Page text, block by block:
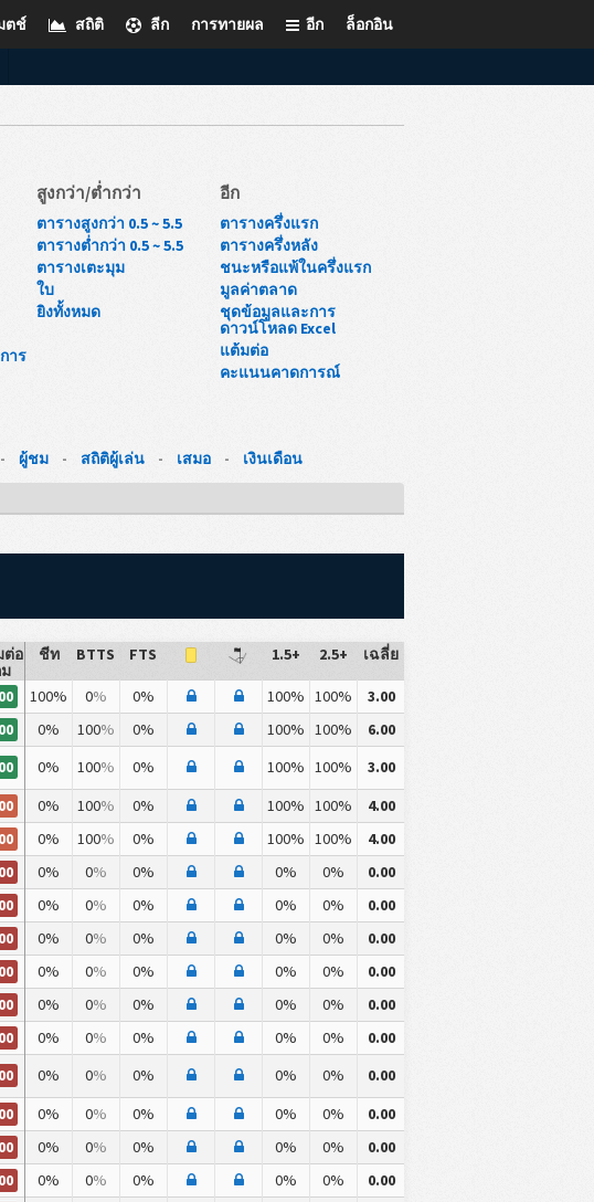
ล็อกอิน
อีก
การทายผล
ลีก
สถิติ
ตช์
าร
สูงกว่า/ต่ำกว่า
ตารางสูงกว่า 0.5 ~ 5.5
ตารางต่ำกว่า 0.5 ~ 5.5
ตารางเตะมุม
ใบ
ยิงทั้งหมด
อีก
ตารางครึ่งแรก
ตารางครึ่งหลัง
ชนะหรือแพ้ในครึ่งแรก
มูลค่าตลาด
ชุดข้อมูลและการ
ดาวน์โหลด Excel
แต้มต่อ
คะแนนคาดการณ์
ผู้ชม - สถิติผู้เล่น - เสมอ - เงินเดือน
ต่อ
ชีท BTTS FTS 1.5+ 2.5+ เฉลี่ย
100% 0% 0% 100% 100%
3.00
0% 100% 0% 100% 100%
6.00
0% 100% 0% 100% 100%
3.00
0% 100% 0% 100% 100%
4.00
0% 100% 0% 100% 100%
4.00
0% 0% 0% 0% 0%
0.00
0% 0% 0% 0% 0%
0.00
0% 0% 0% 0% 0%
0.00
0% 0% 0% 0% 0%
0.00
0% 0% 0% 0% 0%
0.00
0% 0% 0% 0% 0%
0.00
0% 0% 0% 0% 0%
0.00
0% 0% 0% 0% 0%
0.00
0% 0% 0% 0% 0%
0.00
0% 0% 0% 0% 0%
0.00